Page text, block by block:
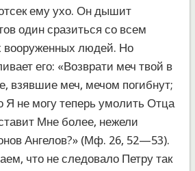
ему ухо. Он дышит
один сразиться со всем
вооруженных людей. Но
его: «Возврати меч твой в
взявшие меч, мечом погибнут;
Я не могу теперь умолить Отца
Мне более, нежели
Ангелов?» (Мф. 26, 52—53).
что не следовало Петру так